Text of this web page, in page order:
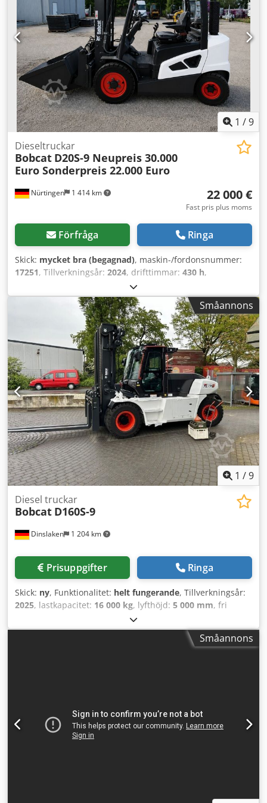
registrering Ingen dokumentation
1 /9
Nürtingen 1 414 km
Dieseltruckar
Bobcat D20S-9 Neupreis 30.000
Euro Sonderpreis 22.000 Euro
22 000 €
Fast pris plus moms
Förfråga Ringa
Skick: mycket bra (begagnad), maskin-/fordonsnummer:
17251, Tillverkningsår: 2024, drifttimmar: 430 h,
, lyfthöjd:
1 470 mm, lastcentrum:500 mm, bränsletyp:diesel,
, byggnadshöjd:2 190 mm, gaffellängd:
, framdäcksdimension:7.00-15 5.50,
bakdäcksstorlek:6.50-10, totalvikt:4 053 kg, 5215420
Crsdpfszr Db Hox Andof Serienummer: FDA2A-5052-00236
Småannons
1 /9
Dinslaken 1 204 km
Diesel truckar
Bobcat D160S-9
Prisuppgifter Ringa
Skick: ny, Funktionalitet: helt fungerande, Tillverkningsår:
2025, lastkapacitet: 16 000 kg, lyfthöjd: 5 000 mm, fri
, bränsletyp:
byggnadshöjd:3 360 mm, gaffellängd:2 400 mm, drivtyp:
, Dieseltruck Lastcentrum: 600 ISO-klass: ISO klass 4
Eofx Andorf Sidoförskjutare, 3:e ventil, 4:e ventil,
arbetsstrålkastare bak, arbetsstrålkastare fram, värmare,
fullhytt, CE-certifikat, våg, tvillingdäck, Safety Light,
Småannons